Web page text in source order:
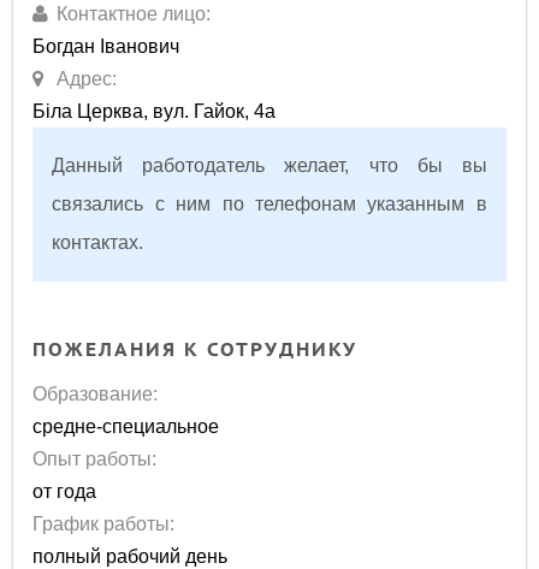
Контактное лицо:
Богдан Іванович
Адрес:
Біла Церква, вул. Гайок, 4а
Данный работодатель желает, что бы вы
связались с ним по телефонам указанным в
контактах.
ПОЖЕЛАНИЯ К СОТРУДНИКУ
Образование:
средне-специальное
Опыт работы:
от года
График работы:
полный рабочий день